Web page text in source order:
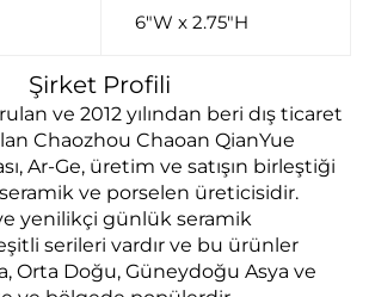
6"W x 2.75"H
Şirket Profili
ve 2012 yılından beri dış ticaret
Chaozhou Chaoan QianYue
Ar-Ge, üretim ve satışın birleştiği
ve porselen üreticisidir.
yenilikçi günlük seramik
serileri vardır ve bu ürünler
Orta Doğu, Güneydoğu Asya ve